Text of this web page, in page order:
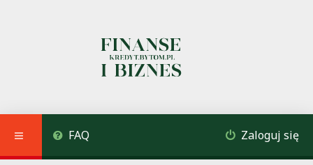
FAQ Zaloguj się